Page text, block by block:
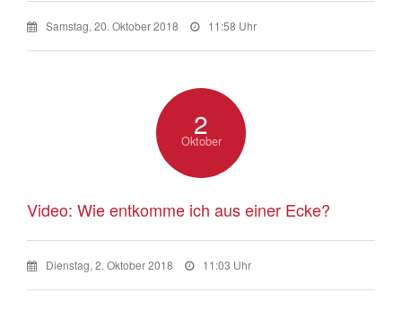
Samstag, 20. Oktober 2018 11:58 Uhr
2
Oktober
Video: Wie entkomme ich aus einer Ecke?
Dienstag, 2. Oktober 2018 11:03 Uhr